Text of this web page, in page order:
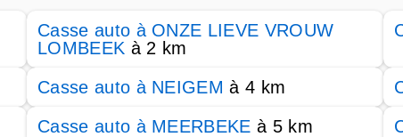
Casse auto à ONZE LIEVE VROUW
LOMBEEK à 2 km
Casse auto à NEIGEM à 4 km
Casse auto à MEERBEKE à 5 km